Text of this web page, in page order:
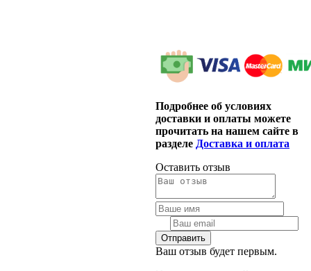
Подробнее об условиях
доставки и оплаты можете
прочитать на нашем сайте в
разделе Доставка и оплата
Оставить отзыв
Ваш отзыв будет первым.